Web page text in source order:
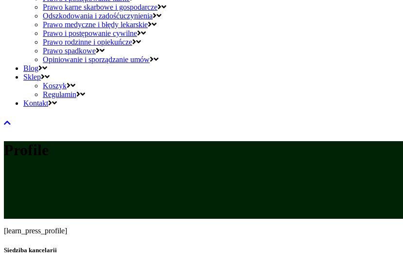
Prawo karne skarbowe i gospodarcze
Odszkodowania i zadośćuczynienia
Prawo medyczne i błędy lekarskie
Prawo i postępowanie cywilne
Prawo rodzinne i opiekuńcze
Prawo spadkowe
Opiniowanie i sporządzanie umów
Blog
Sklep
Koszyk
Regulamin
Kontakt
Profile
[learn_press_profile]
Siedziba kancelarii